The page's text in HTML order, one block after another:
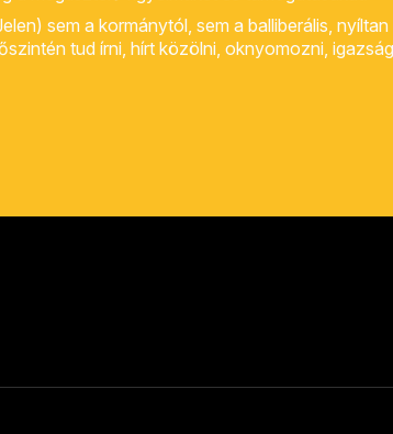
sem a kormánytól, sem a balliberális,
tud írni, hírt közölni, oknyomozni,